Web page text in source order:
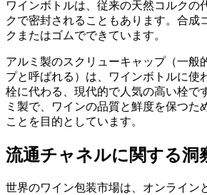
ワインボトルは、従来の天然コルクの
クで密封されることもあります。合成
クまたはゴムでできています。
アルミ製のスクリューキャップ（一般
プと呼ばれる）は、ワインボトルに使
栓に代わる、現代的で人気の高い栓で
ミ製で、ワインの品質と鮮度を保つた
ことを目的としています。
流通チャネルに関する洞
世界のワイン包装市場は、オンライン